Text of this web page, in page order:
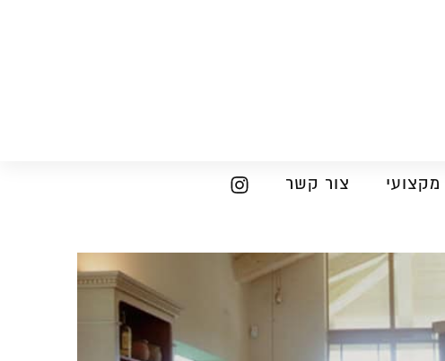
מקצועי צור קשר